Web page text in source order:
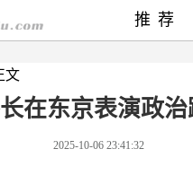
文
在东京表演政
2025-10-06 23:41:32
推荐